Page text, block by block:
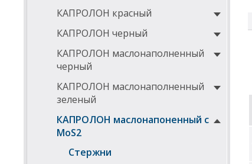
КАПРОЛОН красный
КАПРОЛОН черный
КАПРОЛОН маслонаполненный
черный
КАПРОЛОН маслонаполненный
зеленый
КАПРОЛОН маслонапоненный с
MoS2
Стержни